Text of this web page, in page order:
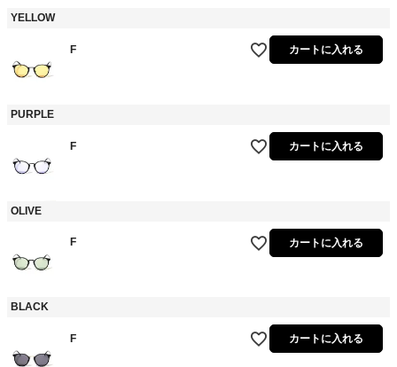
YELLOW
F カートに入れる
PURPLE
F カートに入れる
OLIVE
F カートに入れる
BLACK
F カートに入れる